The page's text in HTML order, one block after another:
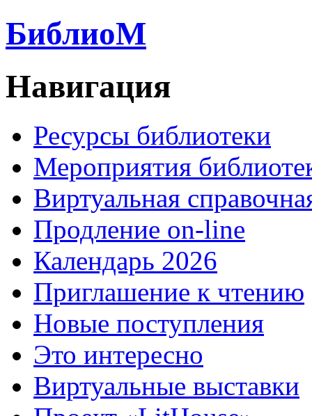
БиблиоМ
Навигация
Ресурсы библиотеки
Мероприятия
Виртуальная
Продление on-line
Календарь 2026
Приглашение к чтению
Новые поступления
Это интересно
Виртуальные выставки